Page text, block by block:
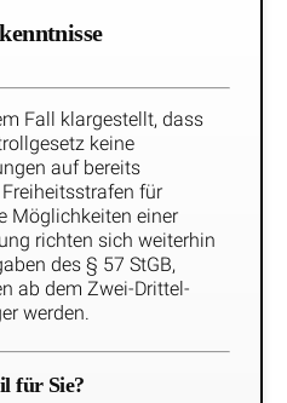
Fall klargestellt, dass
keine
auf bereits
für
Möglichkeiten einer
richten sich weiterhin
des § 57 StGB,
ab dem Zwei-Drittel-
werden.
für Sie?